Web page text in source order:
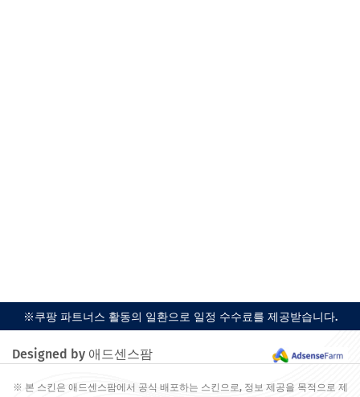
※쿠팡 파트너스 활동의 일환으로 일정 수수료를 제공받습니다.
Designed by 애드센스팜
※ 본 스킨은 애드센스팜에서 공식 배포하는 스킨으로, 정보 제공을 목적으로 제